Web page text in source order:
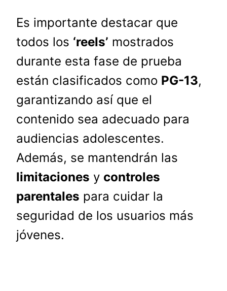
Es importante destacar que
todos los ‘reels’ mostrados
durante esta fase de prueba
están clasificados como PG-13,
garantizando así que el
contenido sea adecuado para
audiencias adolescentes.
Además, se mantendrán las
limitaciones y controles
parentales para cuidar la
seguridad de los usuarios más
jóvenes.